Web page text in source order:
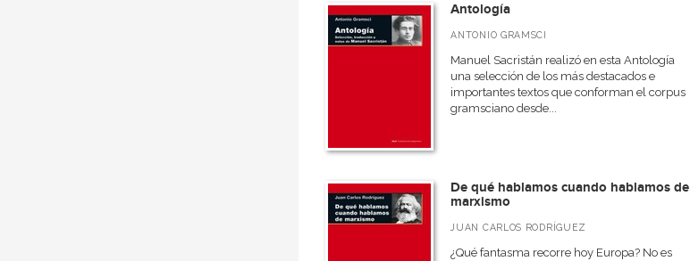
Antología
ANTONIO GRAMSCI
Manuel Sacristán realizó en esta Antología
una selección de los más destacados e
importantes textos que conforman el corpus
gramsciano desde...
De qué hablamos cuando hablamos de
marxismo
JUAN CARLOS RODRÍGUEZ
¿Qué fantasma recorre hoy Europa? No es